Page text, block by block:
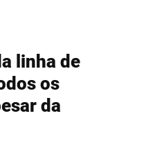
linha de
os
da